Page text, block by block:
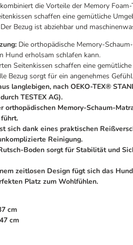
die Vorteile der Memory
schaffen eine gemütliche
Bezug ist abziehbar und
Die orthopädische Memory-
Hund erholsam schlafen kann.
Seitenkissen schaffen eine
Bezug sorgt für ein angenehmes
langlebigen, nach OEKO-TEX®
TESTEX AG).
orthopädischen Memory-Schaum-
sich dank eines praktischen
Reinigung.
Boden sorgt für Stabilität und
zeitlosen Design fügt sich das
Platz zum Wohlfühlen.
cm
cm